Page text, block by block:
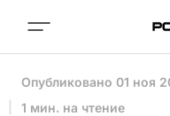
Опубликовано 01 ноя
1 мин. на чтение